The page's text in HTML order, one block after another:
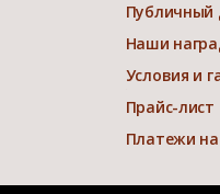
Публичный
Наши
Условия и
Прайс-лист
Платежи